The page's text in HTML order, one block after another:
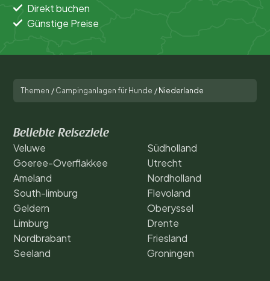
Direkt buchen
Günstige Preise
Themen / Campinganlagen für Hunde / Niederlande
Beliebte Reiseziele
Veluwe
Goeree-Overflakkee
Ameland
South-limburg
Geldern
Limburg
Nordbrabant
Seeland
Südholland
Utrecht
Nordholland
Flevoland
Oberyssel
Drente
Friesland
Groningen